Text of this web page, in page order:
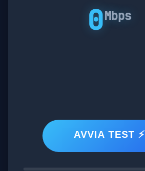
0Mbps
AVVIA TEST ⚡